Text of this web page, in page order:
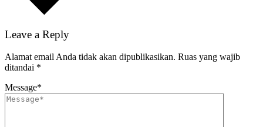
Leave a Reply
Alamat email Anda tidak akan dipublikasikan. Ruas yang wajib
ditandai *
Message*